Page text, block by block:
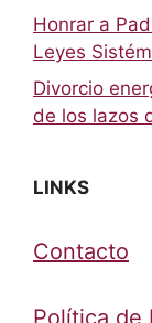
Honrar a
Leyes
Divorcio
de los lazos
LINKS
Contacto
Política de